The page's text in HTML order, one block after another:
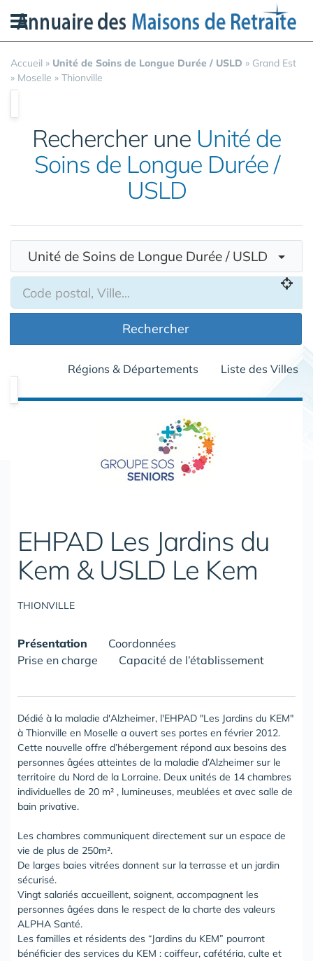
Accueil » Unité de Soins de Longue Durée / USLD » Grand Est
» Moselle » Thionville
Rechercher une Unité de
Soins de Longue Durée /
USLD
Unité de Soins de Longue Durée / USLD
Rechercher
Régions & Départements Liste des Villes
EHPAD Les Jardins du
Kem & USLD Le Kem
THIONVILLE
Présentation
Coordonnées
Prise en charge
Capacité de l’établissement
Dédié à la maladie d'Alzheimer, l'EHPAD "Les Jardins du KEM"
à Thionville en Moselle a ouvert ses portes en février 2012.
Cette nouvelle offre d’hébergement répond aux besoins des
personnes âgées atteintes de la maladie d’Alzheimer sur le
territoire du Nord de la Lorraine. Deux unités de 14 chambres
individuelles de 20 m² , lumineuses, meublées et avec salle de
bain privative.
Les chambres communiquent directement sur un espace de
vie de plus de 250m².
De larges baies vitrées donnent sur la terrasse et un jardin
sécurisé.
Vingt salariés accueillent, soignent, accompagnent les
personnes âgées dans le respect de la charte des valeurs
ALPHA Santé.
Les familles et résidents des “Jardins du KEM” pourront
bénéficier des services du KEM : coiffeur, cafétéria, culte et